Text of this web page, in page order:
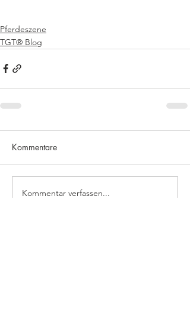
Pferdeszene
TGT® Blog
Kommentare
Kommentar verfassen...